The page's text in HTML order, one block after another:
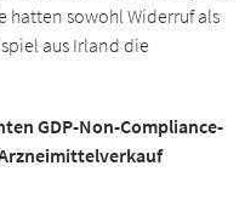
hatten sowohl Widerruf als
aus Irland die
GDP-Non-Compliance-